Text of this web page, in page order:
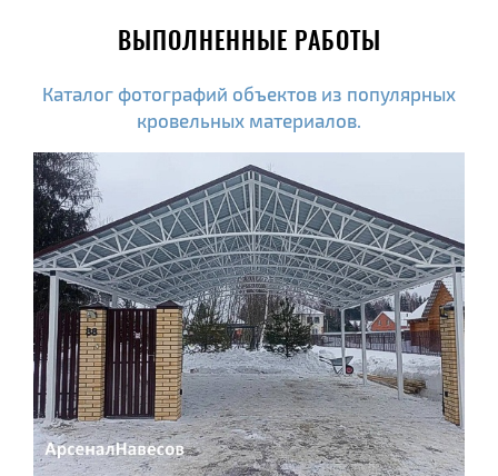
ВЫПОЛНЕННЫЕ РАБОТЫ
Каталог фотографий объектов из популярных
кровельных материалов.